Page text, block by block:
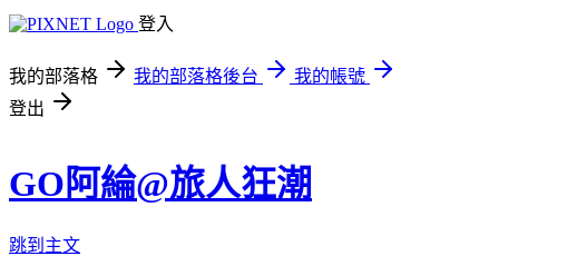
登入
我的部落格 我的部落格後台
我的帳號
登出
GO阿綸@旅人狂潮
跳到主文